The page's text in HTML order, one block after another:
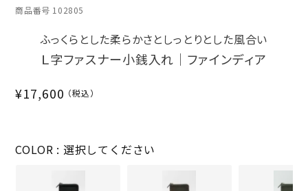
商品番号 102805
ふっくらとした柔らかさとしっとりとした風合い
Ｌ字ファスナー小銭入れ｜ファインディア
¥17,600
COLOR 選択してください